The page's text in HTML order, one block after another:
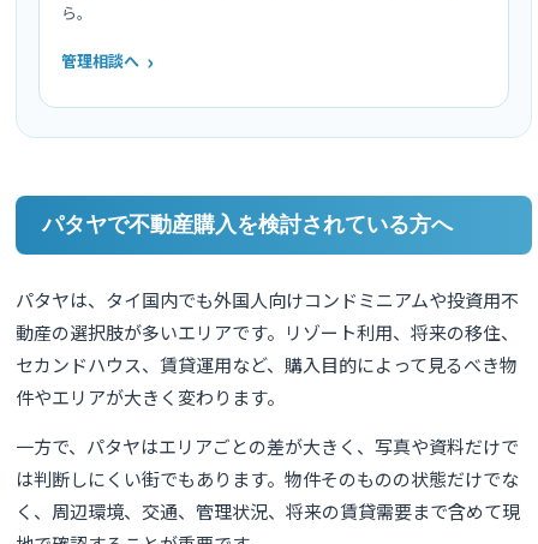
ら。
管理相談へ
パタヤで不動産購入を検討されている方へ
パタヤは、タイ国内でも外国人向けコンドミニアムや投資用不
動産の選択肢が多いエリアです。リゾート利用、将来の移住、
セカンドハウス、賃貸運用など、購入目的によって見るべき物
件やエリアが大きく変わります。
一方で、パタヤはエリアごとの差が大きく、写真や資料だけで
は判断しにくい街でもあります。物件そのものの状態だけでな
く、周辺環境、交通、管理状況、将来の賃貸需要まで含めて現